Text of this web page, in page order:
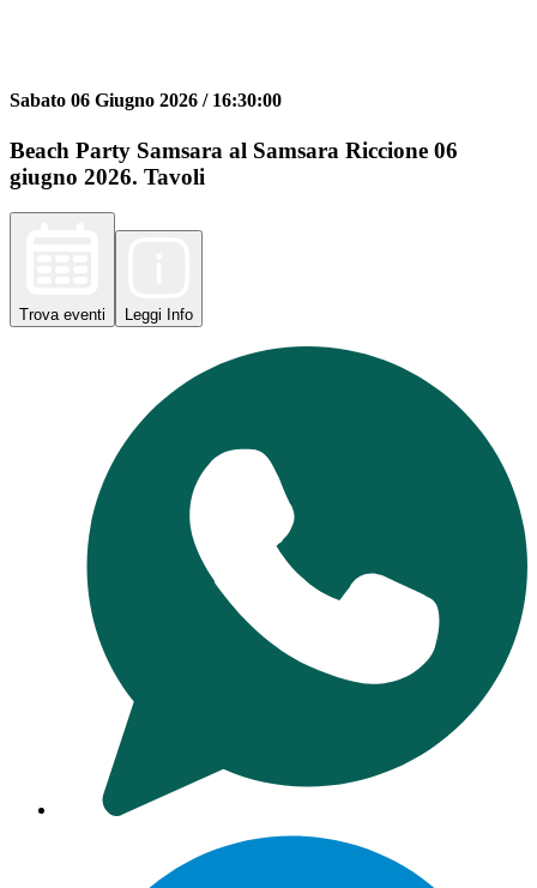
Sabato 06 Giugno 2026 / 16:30:00
Beach Party Samsara al Samsara Riccione 06
giugno 2026. Tavoli
Trova eventi Leggi Info